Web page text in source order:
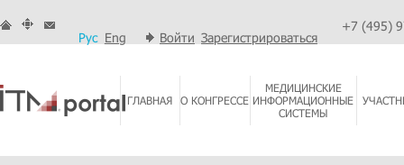
Рус Eng Войти Зарегистрироваться
+7 (495)
ГЛАВНАЯ О КОНГРЕССЕ
МЕДИЦИНСКИЕ
ИНФОРМАЦИОННЫЕ
СИСТЕМЫ